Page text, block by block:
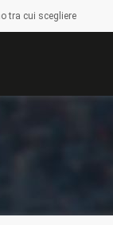
tra cui scegliere